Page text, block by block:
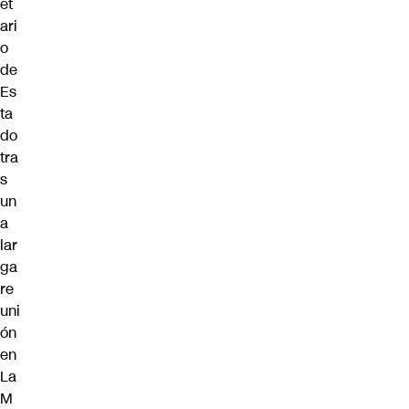
ari
o
de
Es
ta
do
tra
s
un
a
lar
ga
re
uni
ón
en
La
M